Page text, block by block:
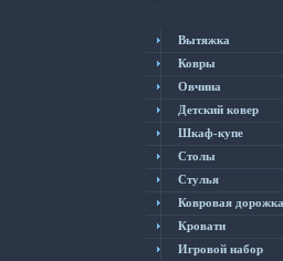
Вытяжка
Ковры
Овчина
Детский ковер
Шкаф-купе
Столы
Cтулья
Ковровая дорожка
Кровати
Игровой набор